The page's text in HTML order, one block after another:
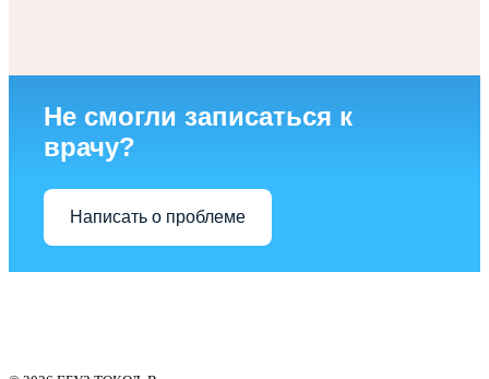
Не смогли записаться к
врачу?
Написать о проблеме